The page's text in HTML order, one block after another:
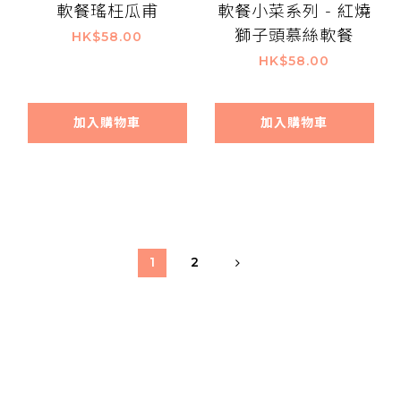
軟餐瑤枉瓜甫
HK$58.00
加入購物車
軟餐小菜系列 - 紅燒
獅子頭慕絲軟餐
HK$58.00
加入購物車
1 2